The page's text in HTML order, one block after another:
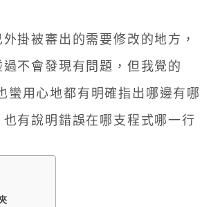
掛被審出的需要修改的地方，
不會發現有問題，但我覺的
用心地都有明確指出哪邊有哪
有說明錯誤在哪支程式哪一行